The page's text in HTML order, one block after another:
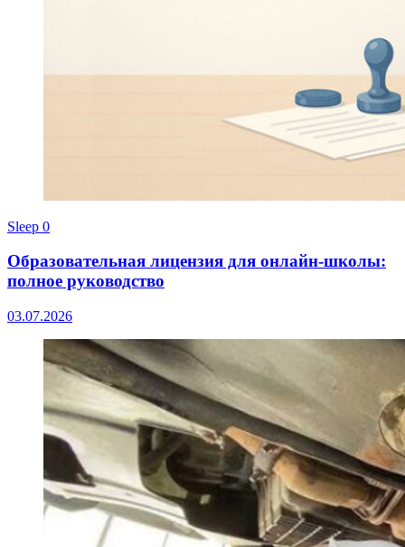
Sleep 0
Образовательная лицензия для онлайн-школы:
полное руководство
03.07.2026